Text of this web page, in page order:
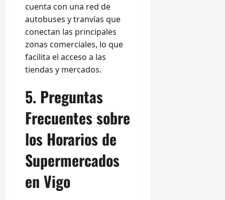
cuenta con una red de
autobuses y tranvías que
conectan las principales
zonas comerciales, lo que
facilita el acceso a las
tiendas y mercados.
5. Preguntas
Frecuentes sobre
los Horarios de
Supermercados
en Vigo